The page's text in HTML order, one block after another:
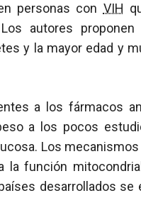
personas con VIH
autores
y la mayor edad y
a los fármacos
a los pocos
Los
la función
desarrollados